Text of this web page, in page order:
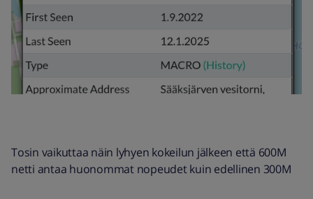
Tosin vaikuttaa näin lyhyen kokeilun jälkeen että 600M
netti antaa huonommat nopeudet kuin edellinen 300M